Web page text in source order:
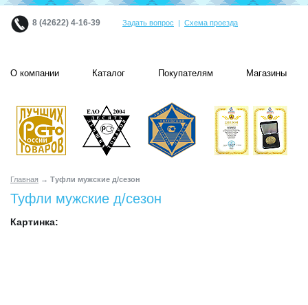
8 (42622) 4-16-39 Задать вопрос | Схема проезда
О компании Каталог Покупателям Магазины
Главная → Туфли мужские д/сезон
Туфли мужские д/сезон
Картинка: